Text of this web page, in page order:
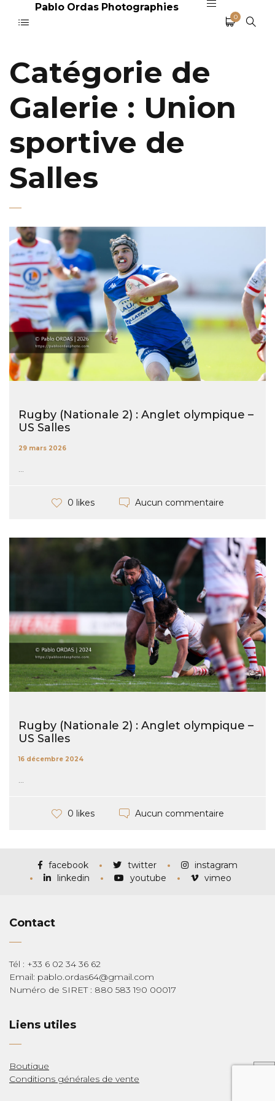
Pablo Ordas Photographies
0
Catégorie de
Galerie : Union
sportive de
Salles
Rugby (Nationale 2) : Anglet olympique –
US Salles
29 mars 2026
...
0 likes Aucun commentaire
Rugby (Nationale 2) : Anglet olympique –
US Salles
16 décembre 2024
...
0 likes Aucun commentaire
facebook twitter
instagram
linkedin
youtube vimeo
Contact
Tél : +33 6 02 34 36 62
Email: pablo.ordas64@gmail.com
Numéro de SIRET : 880 583 190 00017
Liens utiles
Boutique
Conditions générales de vente